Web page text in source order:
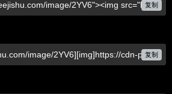
复制
复制